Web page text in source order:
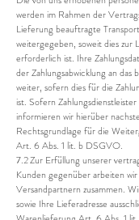
werden im Rahmen der
Lieferung beauftragte
weitergegeben, soweit dies zur
erforderlich ist. Ihre
der Zahlungsabwicklung an
weiter, sofern dies für die
ist. Sofern
informieren wir hierüber
Rechtsgrundlage für die
Art. 6 Abs. 1 lit. b DSGVO.
7.2 Zur Erfüllung unserer
Kunden gegenüber arbeiten
Versandpartnern zusammen.
sowie Ihre Lieferadresse